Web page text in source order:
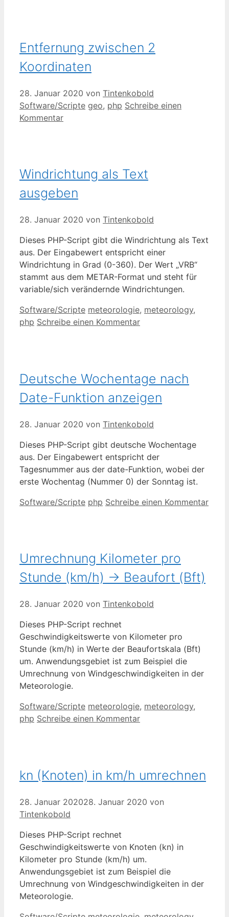
Entfernung zwischen 2
Koordinaten
28. Januar 2020 von Tintenkobold
Kategorien
Software/Scripte Schlagwörter
geo, php Schreibe einen
Kommentar
Windrichtung als Text
ausgeben
28. Januar 2020 von Tintenkobold
Dieses PHP-Script gibt die Windrichtung als Text
aus. Der Eingabewert entspricht einer
Windrichtung in Grad (0-360). Der Wert „VRB“
stammt aus dem METAR-Format und steht für
variable/sich verändernde Windrichtungen.
Kategorien
Software/Scripte Schlagwörter
meteorologie, meteorology,
php Schreibe einen Kommentar
Deutsche Wochentage nach
Date-Funktion anzeigen
28. Januar 2020 von Tintenkobold
Dieses PHP-Script gibt deutsche Wochentage
aus. Der Eingabewert entspricht der
Tagesnummer aus der date-Funktion, wobei der
erste Wochentag (Nummer 0) der Sonntag ist.
Kategorien
Software/Scripte Schlagwörter
php Schreibe einen Kommentar
Umrechnung Kilometer pro
Stunde (km/h) -> Beaufort (Bft)
28. Januar 2020 von Tintenkobold
Dieses PHP-Script rechnet
Geschwindigkeitswerte von Kilometer pro
Stunde (km/h) in Werte der Beaufortskala (Bft)
um. Anwendungsgebiet ist zum Beispiel die
Umrechnung von Windgeschwindigkeiten in der
Meteorologie.
Kategorien
Software/Scripte Schlagwörter
meteorologie, meteorology,
php Schreibe einen Kommentar
kn (Knoten) in km/h umrechnen
28. Januar 202028. Januar 2020 von
Tintenkobold
Dieses PHP-Script rechnet
Geschwindigkeitswerte von Knoten (kn) in
Kilometer pro Stunde (km/h) um.
Anwendungsgebiet ist zum Beispiel die
Umrechnung von Windgeschwindigkeiten in der
Meteorologie.